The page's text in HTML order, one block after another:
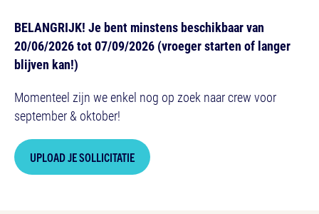
BELANGRIJK! Je bent minstens beschikbaar van
20/06/2026 tot 07/09/2026 (vroeger starten of langer
blijven kan!)
Momenteel zijn we enkel nog op zoek naar crew voor
september & oktober!
UPLOAD JE SOLLICITATIE